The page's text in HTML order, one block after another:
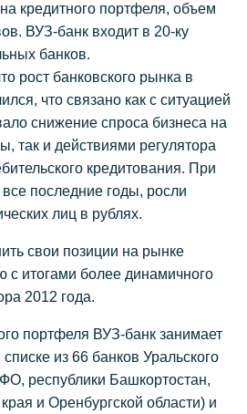
кредитного портфеля, объем
ВУЗ-банк входит в 20-ку
банков.
рост банковского рынка в
что связано как с ситуацией
снижение спроса бизнеса на
так и действиями регулятора
кредитования. При
последние годы, росли
лиц в рублях.
свои позиции на рынке
с итогами более динамичного
2012 года.
портфеля ВУЗ-банк занимает
списке из 66 банков Уральского
республики Башкортостан,
и Оренбургской области) и